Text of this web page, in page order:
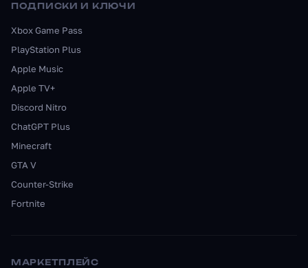
ПОДПИСКИ И КЛЮЧИ
Xbox Game Pass
PlayStation Plus
Apple Music
Apple TV+
Discord Nitro
ChatGPT Plus
Minecraft
GTA V
Counter-Strike
Fortnite
МАРКЕТПЛЕЙС